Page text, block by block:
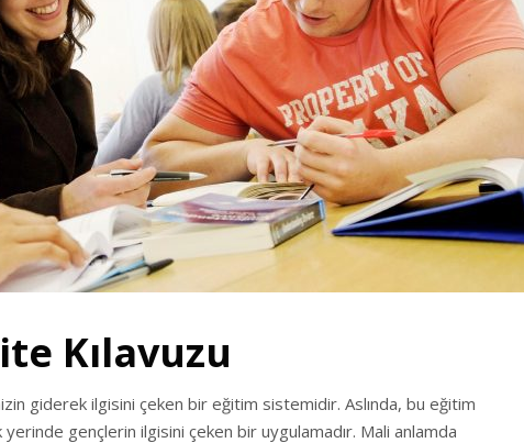
Kılavuzu
giderek ilgisini çeken bir eğitim sistemidir. Aslında, bu eğitim
gençlerin ilgisini çeken bir uygulamadır. Mali anlamda